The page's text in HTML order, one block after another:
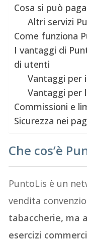
Cosa si può
Altri servizi
Come funziona
I vantaggi di
di utenti
Vantaggi per
Vantaggi per
Commissioni e
Sicurezza nei
Che cos’è
PuntoLis è un
vendita
tabaccherie, ma
esercizi